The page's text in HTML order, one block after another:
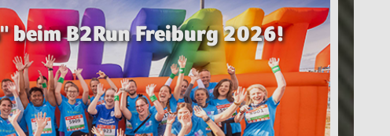
beim B2Run Freiburg 2026!